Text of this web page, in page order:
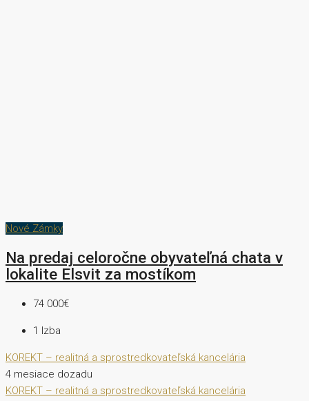
Nové Zámky
Na predaj celoročne obyvateľná chata v
lokalite Elsvit za mostíkom
74 000€
1 Izba
KOREKT – realitná a sprostredkovateľská kancelária
4 mesiace dozadu
KOREKT – realitná a sprostredkovateľská kancelária